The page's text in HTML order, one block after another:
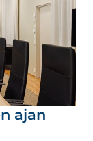
ajan